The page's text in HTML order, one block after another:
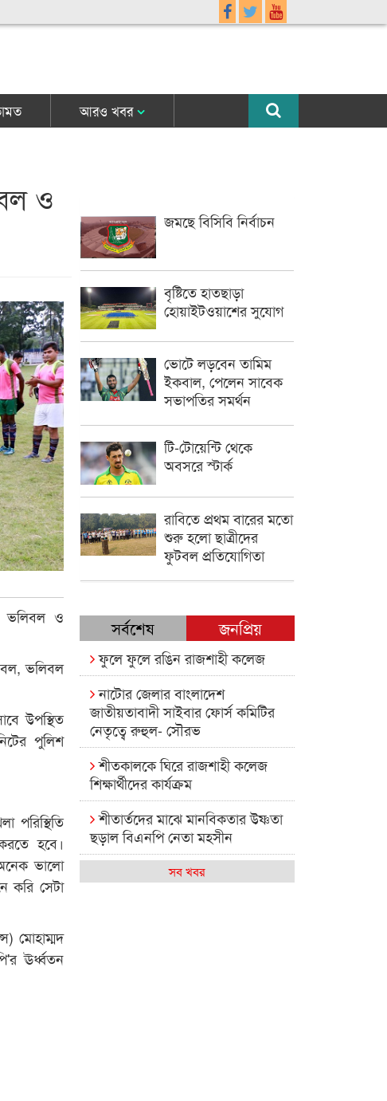
আরও খবর
ও
ভলিবল ও
ভলিবল
উপস্থিত
পুলিশ
পরিস্থিতি
হবে।
ভালো
করি সেটা
মোহাম্মদ
ঊর্ধ্বতন
জমছে বিসিবি নির্বাচন
বৃষ্টিতে হাতছাড়া
হোয়াইটওয়াশের সুযোগ
ভোটে লড়বেন তামিম
ইকবাল, পেলেন সাবেক
সভাপতির সমর্থন
টি-টোয়েন্টি থেকে
অবসরে স্টার্ক
রাবিতে প্রথম বারের মতো
শুরু হলো ছাত্রীদের
ফুটবল প্রতিযোগিতা
সর্বশেষ জনপ্রিয়
ফুলে ফুলে রঙিন রাজশাহী কলেজ
নাটোর জেলার বাংলাদেশ
জাতীয়তাবাদী সাইবার ফোর্স কমিটির
নেতৃত্বে রুহুল- সৌরভ
শীতকালকে ঘিরে রাজশাহী কলেজ
শিক্ষার্থীদের কার্যক্রম
শীতার্তদের মাঝে মানবিকতার উষ্ণতা
ছড়াল বিএনপি নেতা মহসীন
রাজশাহী কলেজের মিষ্টি বিকেল
সব খবর